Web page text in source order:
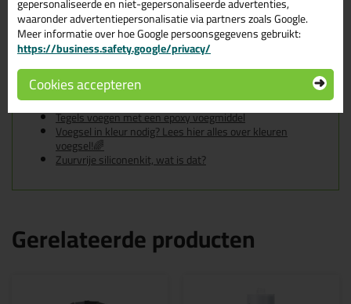
Tips & tricks voor Mapei Mapesil AC
310ml
In de volgende blogs wordt dit product gebruikt:
Tegels kitten? Zo doe je dat!
Tegels voegen met cementgebonden voegmiddel
Tegels voegen met een epoxy voegmiddel
Voegsel in kleur nodig? Lees hier alles over kleuren
voegsel!🌈
Zuurvrije siliconenkit, wat is dat?
Gerelateerde producten
waaronder advertentiepersonalisatie via partners zoals Google.
Meer informatie over hoe Google persoonsgegevens gebruikt:
https://business.safety.google/privacy/
Cookies accepteren